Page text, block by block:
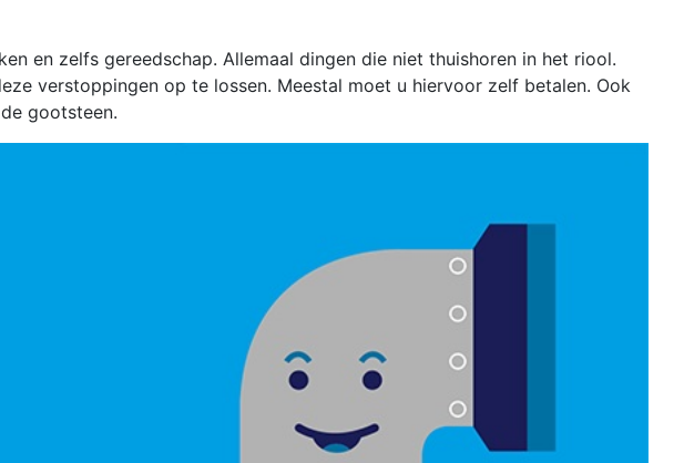
en zelfs gereedschap. Allemaal dingen die niet thuishoren in het riool.
verstoppingen op te lossen. Meestal moet u hiervoor zelf betalen. Ook
gootsteen.